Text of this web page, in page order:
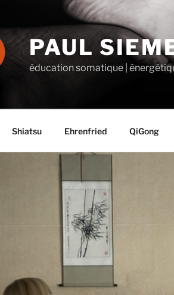
PAUL
éducation somatique |
Shiatsu Ehrenfried QiGong